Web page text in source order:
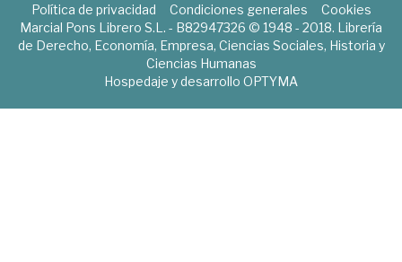
Política de privacidad Condiciones generales
Cookies
Marcial Pons Librero S.L. - B82947326 © 1948 - 2018. Librería
de Derecho, Economía, Empresa, Ciencias Sociales, Historia y
Ciencias Humanas
Hospedaje y desarrollo OPTYMA